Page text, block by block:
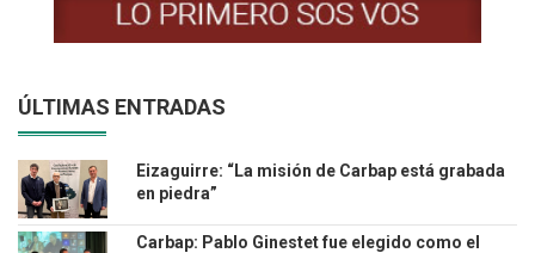
ÚLTIMAS ENTRADAS
Eizaguirre: “La misión de Carbap está grabada
en piedra”
Carbap: Pablo Ginestet fue elegido como el